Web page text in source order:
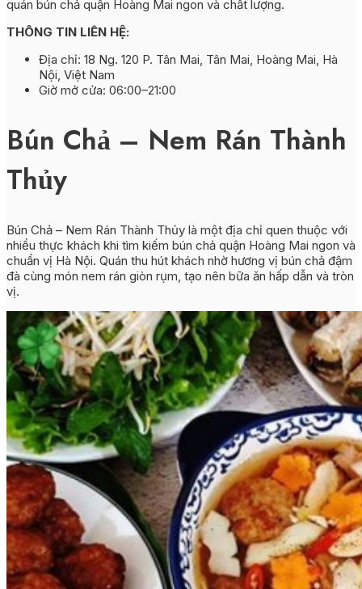
quán bún chả quận Hoàng Mai ngon và chất lượng.
THÔNG TIN LIÊN HỆ:
Địa chỉ: 18 Ng. 120 P. Tân Mai, Tân Mai, Hoàng Mai, Hà
Nội, Việt Nam
Giờ mở cửa: 06:00–21:00
Bún Chả – Nem Rán Thành
Thủy
Bún Chả – Nem Rán Thành Thủy là một địa chỉ quen thuộc với
nhiều thực khách khi tìm kiếm bún chả quận Hoàng Mai ngon và
chuẩn vị Hà Nội. Quán thu hút khách nhờ hương vị bún chả đậm
đà cùng món nem rán giòn rụm, tạo nên bữa ăn hấp dẫn và tròn
vị.